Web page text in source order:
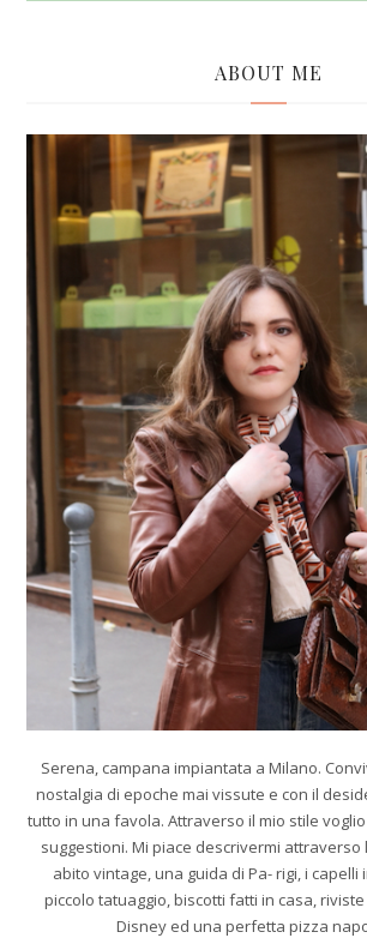
ABOUT ME
Serena, campana impiantata a Milano.
nostalgia di epoche mai vissute e con il
tutto in una favola. Attraverso il mio stile
suggestioni. Mi piace descrivermi attraverso
abito vintage, una guida di Pa- rigi, i capelli
piccolo tatuaggio, biscotti fatti in casa,
Disney ed una perfetta pizza